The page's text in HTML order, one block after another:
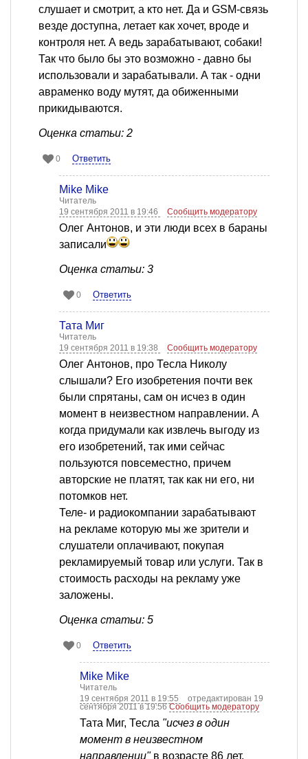
слушает и смотрит, а кто нет. Да и GSM-связь
везде доступна, летает как хочет, вроде и
контроля нет. А ведь зарабатывают, собаки!
Так что было бы это возможно - давно бы
использовали и зарабатывали. А так - одни
авраменко воду мутят, да обиженными
прикидываются.
Оценка статьи: 2
0 Ответить
Mike Mike
Читатель
19 сентября 2011 в 19:46
Сообщить модератору
Олег Антонов, и эти люди всех в бараны
записали
Оценка статьи: 3
0 Ответить
Тата Миг
Читатель
19 сентября 2011 в 19:38
Сообщить модератору
Олег Антонов, про Тесла Николу
слышали? Его изобретения почти век
были спрятаны, сам он исчез в один
момент в неизвестном направлении. А
когда придумали как извлечь выгоду из
его изобретений, так ими сейчас
пользуются повсеместно, причем
авторские не платят, так как ни его, ни
потомков нет.
Теле- и радиокомпании зарабатывают
на рекламе которую мы же зрители и
слушатели оплачивают, покупая
рекламируемый товар или услуги. Так в
стоимость расходы на рекламу уже
заложены.
Оценка статьи: 5
0 Ответить
Mike Mike
Читатель
19 сентября 2011 в 19:55
отредактирован 19
сентября 2011 в 19:56Сообщить модератору
Тата Миг, Тесла "исчез в один
момент в неизвестном
направлении"в возрасте 86 лет.